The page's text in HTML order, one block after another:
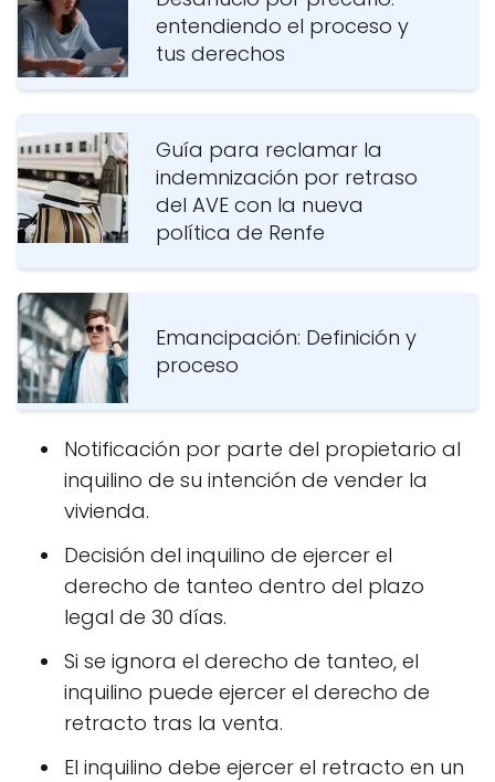
entendiendo el proceso y
tus derechos
Guía para reclamar la
indemnización por retraso
del AVE con la nueva
política de Renfe
Emancipación: Definición y
proceso
Notificación por parte del propietario al
inquilino de su intención de vender la
vivienda.
Decisión del inquilino de ejercer el
derecho de tanteo dentro del plazo
legal de 30 días.
Si se ignora el derecho de tanteo, el
inquilino puede ejercer el derecho de
retracto tras la venta.
El inquilino debe ejercer el retracto en un